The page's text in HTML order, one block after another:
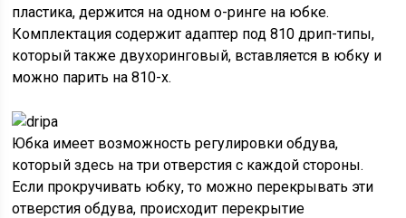
пластика, держится на одном о-ринге на юбке.
Комплектация содержит адаптер под 810 дрип-типы,
который также двухоринговый, вставляется в юбку и
можно парить на 810-х.
Юбка имеет возможность регулировки обдува,
который здесь на три отверстия с каждой стороны.
Если прокручивать юбку, то можно перекрывать эти
отверстия обдува, происходит перекрытие